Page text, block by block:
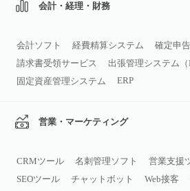
会計・経理・財務
会計ソフト 経費精算システム
確定申
請求書受領サービス
出張管理システム（
固定資産管理システム
ERP
営業・マーケティング
CRMツール 名刺管理ソフト
営業支援
SEOツール
チャットボット Web接客